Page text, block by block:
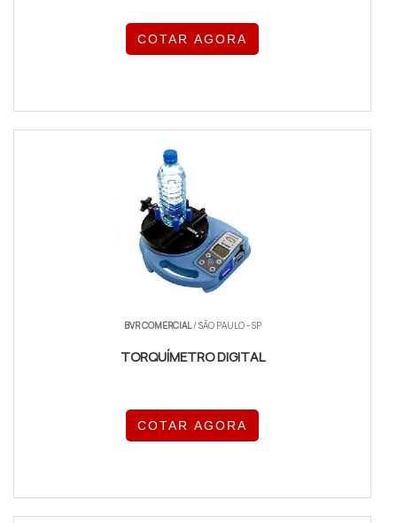
COTAR AGORA
BVR COMERCIAL/ SÃO PAULO - SP
TORQUÍMETRO DIGITAL
COTAR AGORA